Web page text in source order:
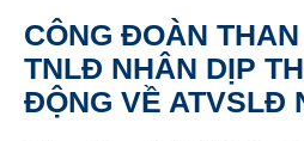
CÔNG ĐOÀN
TNLĐ NHÂN DỊP
ĐỘNG VỀ ATVSLĐ